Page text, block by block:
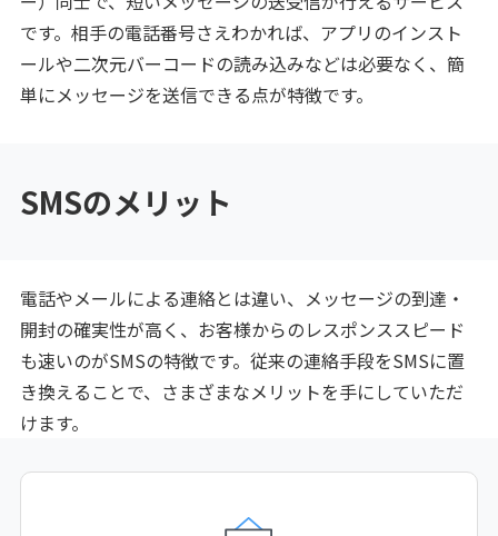
です。相手の電話番号さえわかれば、アプリのインスト
ールや二次元バーコードの読み込みなどは必要なく、簡
単にメッセージを送信できる点が特徴です。
SMSのメリット
電話やメールによる連絡とは違い、メッセージの到達・
開封の確実性が高く、お客様からのレスポンススピード
も速いのがSMSの特徴です。従来の連絡手段をSMSに置
き換えることで、さまざまなメリットを手にしていただ
けます。